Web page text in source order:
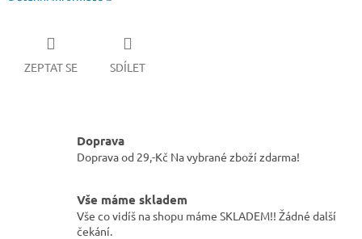
ZEPTAT SE SDÍLET
Doprava
Doprava od 29,-Kč Na vybrané zboží zdarma!
Vše máme skladem
Vše co vidíš na shopu máme SKLADEM!! Žádné další
čekání.